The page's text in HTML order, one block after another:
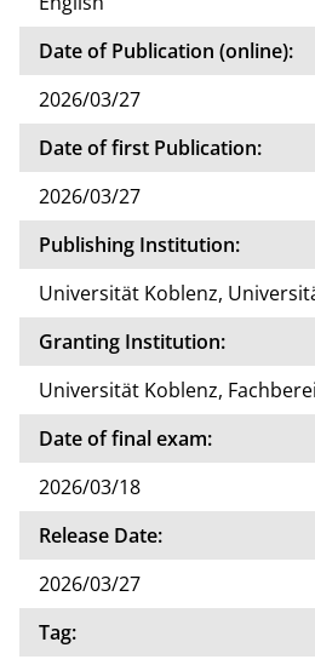
Date of Publication (online):
2026/03/27
Date of first Publication:
2026/03/27
Publishing Institution:
Universität Koblenz,
Granting Institution:
Universität Koblenz,
Date of final exam:
2026/03/18
Release Date:
2026/03/27
Tag: